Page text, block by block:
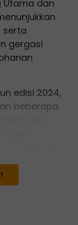
Utama dan
serta
gergasi
edisi 2024,
beberapa
yang